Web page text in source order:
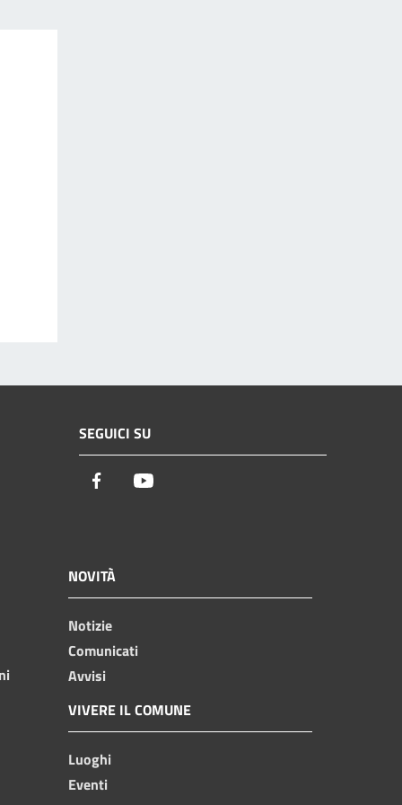
SEGUICI SU
Facebook
NOVITÀ
Notizie
Comunicati
Avvisi
VIVERE IL COMUNE
Luoghi
Eventi